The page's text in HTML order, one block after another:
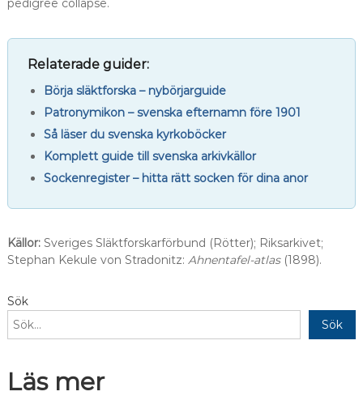
pedigree collapse.
Relaterade guider:
Börja släktforska – nybörjarguide
Patronymikon – svenska efternamn före 1901
Så läser du svenska kyrkoböcker
Komplett guide till svenska arkivkällor
Sockenregister – hitta rätt socken för dina anor
Källor:Sveriges Släktforskarförbund (Rötter); Riksarkivet;
Stephan Kekule von Stradonitz: Ahnentafel-atlas(1898).
Sök
Sök
Läs mer